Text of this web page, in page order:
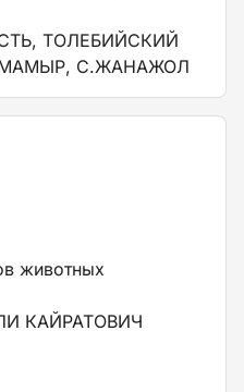
ТОЛЕБИЙСКИЙ
С.ЖАНАЖОЛ
животных
КАЙРАТОВИЧ